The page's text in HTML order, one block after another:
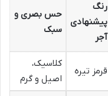
رنگ
پیشنهادی
آجر
حس بصری و
سبک
قرمز تیره
کلاسیک،
اصیل و گرم